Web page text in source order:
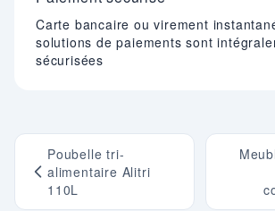
Carte bancaire ou virement
solutions de paiements sont
sécurisées
Poubelle tri-
alimentaire Alitri
110L